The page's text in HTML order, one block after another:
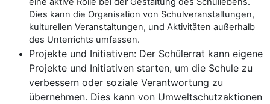
Dies kann die Organisation von Schulveranstaltungen,
kulturellen Veranstaltungen, und Aktivitäten außerhalb
des Unterrichts umfassen.
Projekte und Initiativen: Der Schülerrat kann eigene
Projekte und Initiativen starten, um die Schule zu
verbessern oder soziale Verantwortung zu
übernehmen. Dies kann von Umweltschutzaktionen